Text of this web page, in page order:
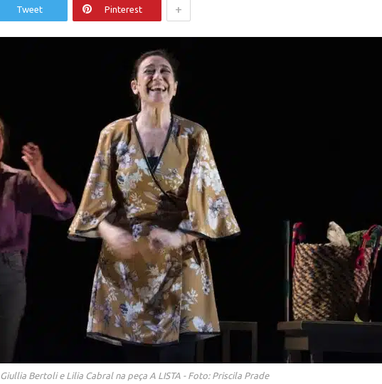
Tweet Pinterest +
Giullia Bertoli e Lilia Cabral na peça A LISTA - Foto: Priscila Prade